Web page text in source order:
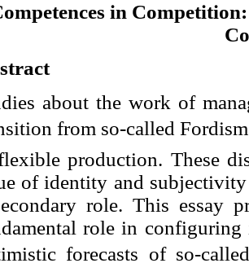
in
about the work of
from so-called
production. These
of identity and
role. This essay
role in configuring
forecasts of so-